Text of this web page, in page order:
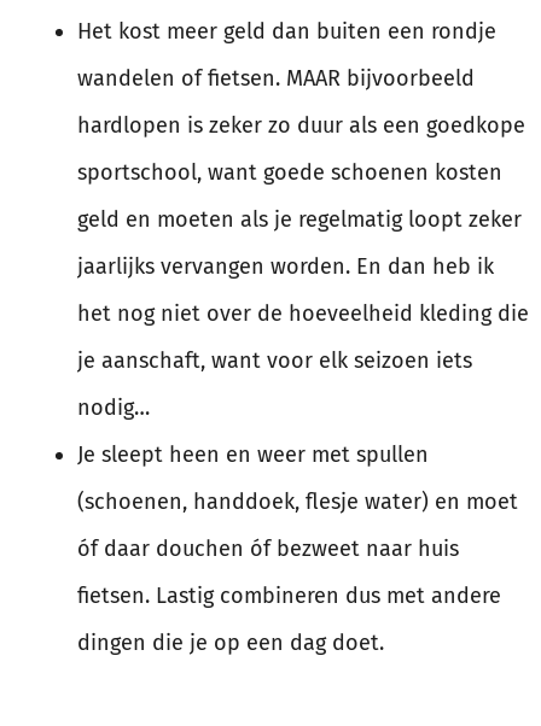
Het kost meer geld dan buiten een rondje
wandelen of fietsen. MAAR bijvoorbeeld
hardlopen is zeker zo duur als een goedkope
sportschool, want goede schoenen kosten
geld en moeten als je regelmatig loopt zeker
jaarlijks vervangen worden. En dan heb ik
het nog niet over de hoeveelheid kleding die
je aanschaft, want voor elk seizoen iets
nodig…
Je sleept heen en weer met spullen
(schoenen, handdoek, flesje water) en moet
óf daar douchen óf bezweet naar huis
fietsen. Lastig combineren dus met andere
dingen die je op een dag doet.